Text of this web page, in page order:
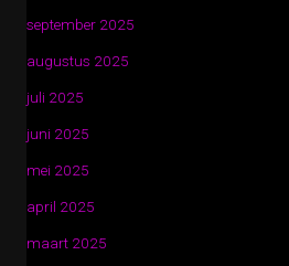
september 2025
augustus 2025
juli 2025
juni 2025
mei 2025
april 2025
maart 2025